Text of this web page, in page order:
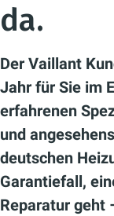
da.
Der Vaillant
Jahr für Sie im
erfahrenen
und
deutschen
Garantiefall,
Reparatur geht